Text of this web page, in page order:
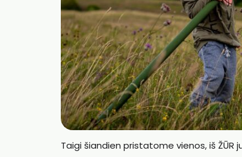
Taigi šiandien pristatome vienos, iš ŽŪR